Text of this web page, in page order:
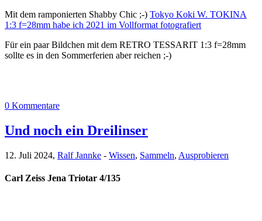
Mit dem ramponierten Shabby Chic ;-) Tokyo Koki W. TOKINA
1:3 f=28mm habe ich 2021 im Vollformat fotografiert
Für ein paar Bildchen mit dem RETRO TESSARIT 1:3 f=28mm
sollte es in den Sommerferien aber reichen ;-)
0 Kommentare
Und noch ein Dreilinser
12. Juli 2024, Ralf Jannke - Wissen, Sammeln, Ausprobieren
Carl Zeiss Jena Triotar 4/135